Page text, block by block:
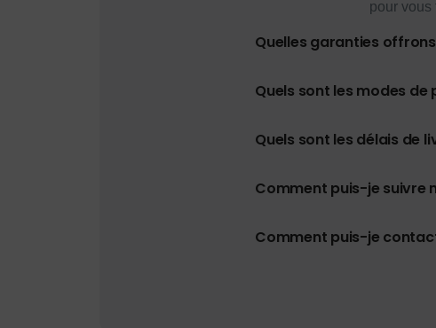
pour vous
Quelles garanties
Quels sont les modes
Quels sont les délais de
Comment puis-je suivre
Comment puis-je